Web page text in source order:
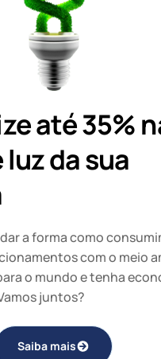
até 35%
da sua
a forma como
com o meio
o mundo e tenha
juntos?
Saiba mais